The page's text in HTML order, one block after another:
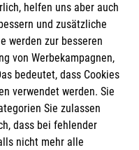
helfen uns aber auch
und zusätzliche
werden zur besseren
von Werbekampagnen,
bedeutet, dass Cookies
verwendet werden. Sie
Sie zulassen
dass bei fehlender
nicht mehr alle